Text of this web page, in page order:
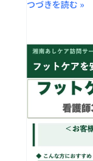
つづきを読む »